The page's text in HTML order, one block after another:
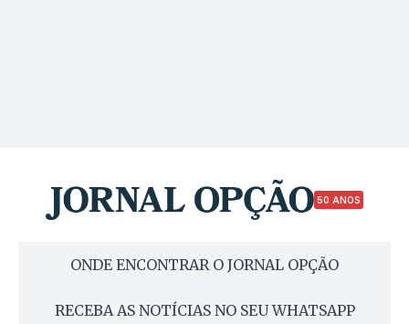
50 ANOS
ONDE ENCONTRAR O JORNAL OPÇÃO
RECEBA AS NOTÍCIAS NO SEU WHATSAPP